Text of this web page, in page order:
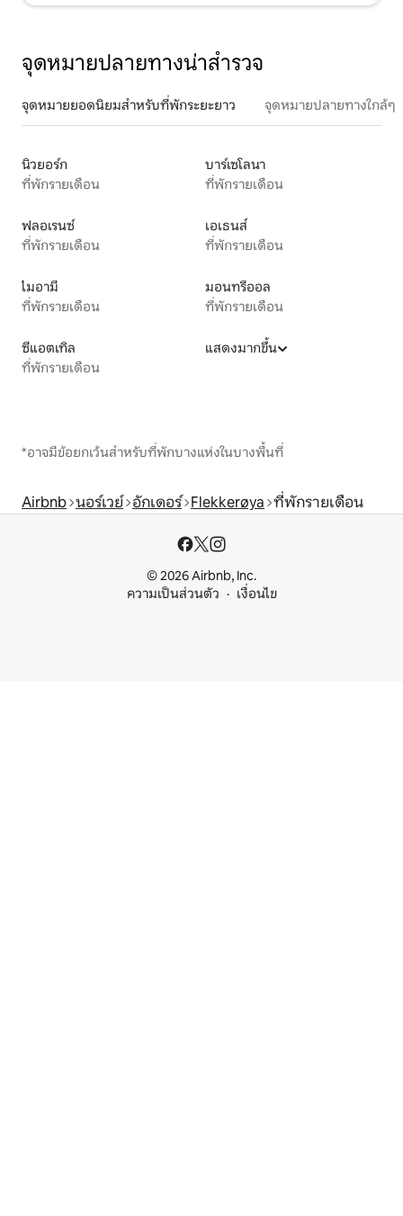
จุดหมายปลายทางน่าสำรวจ
จุดหมายยอดนิยมสำหรับที่พักระยะยาว จุดหมายปลายทางใกล้ๆ
นิวยอร์ก
ที่พักรายเดือน
บาร์เซโลนา
ที่พักรายเดือน
ฟลอเรนซ์
ที่พักรายเดือน
เอเธนส์
ที่พักรายเดือน
ไมอามี
ที่พักรายเดือน
มอนทรีออล
ที่พักรายเดือน
ซีแอตเทิล
ที่พักรายเดือน
แสดงมากขึ้น
*อาจมีข้อยกเว้นสำหรับที่พักบางแห่งในบางพื้นที่
Airbnb นอร์เวย์ อักเดอร์ Flekkerøya ที่พักรายเดือน
© 2026 Airbnb, Inc.
ความเป็นส่วนตัว
เงื่อนไข